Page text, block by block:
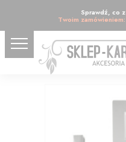
Sprawdź, co z
Twoim zamówieniem: